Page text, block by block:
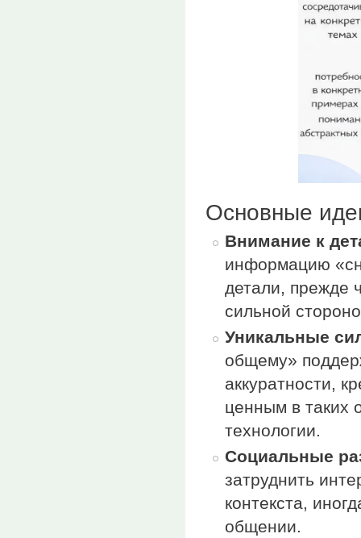
Основные
Внимание к
информацию
детали, прежде
сильной
Уникальные
общему»
аккуратности,
ценным в таких
технологии.
Социальные
затруднить
контекста,
общении.